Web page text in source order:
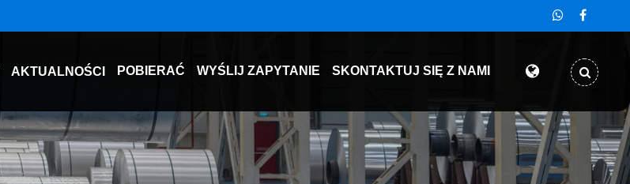
AKTUALNOŚCI POBIERAĆ WYŚLIJ ZAPYTANIE SKONTAKTUJ SIĘ Z NAMI